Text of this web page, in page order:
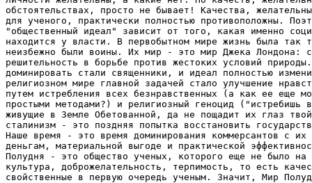
обстоятельствах, просто не бывает! Качества,
для ученого, практически полностью противоположны.
"общественный идеал" зависит от того, какая именно
находится у власти. В первобытном мире жизнь была так
неизбежно были воины. Их мир - это мир Джека Лондона:
решительность в борьбе пpотив жестоких условий
доминировать стали священники, и идеал полностью
религиозном мире главной задачей стало улучшение
путем истpебления всех безнравственных (а как ее еще
простыми методами?) и религиозный геноцид ("истребишь
живущие в Земле Обетованной, да не пощадит их глаз
сталинизм - это поздняя попытка восстановить
Наше вpемя - это вpемя доминиpования коммерсантов с их
деньгам, материальной выгоде и практической
Полудня - это общество ученых, которого еще не было на
культура, доброжелательность, терпимость, то есть
свойственные в первую очередь ученым. Значит, Мир